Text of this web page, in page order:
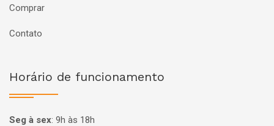
Comprar
Contato
Horário de funcionamento
Seg à sex: 9h às 18h